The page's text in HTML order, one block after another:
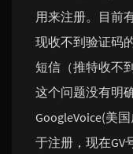
用来注册。目前
现收不到验证码
短信（推特收不
这个问题没有明
GoogleVoice(美
于注册，现在GV